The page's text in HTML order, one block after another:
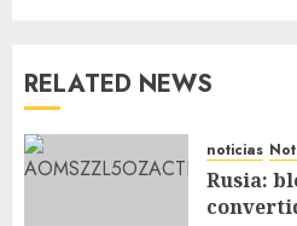
RELATED NEWS
noticias
Rusia: